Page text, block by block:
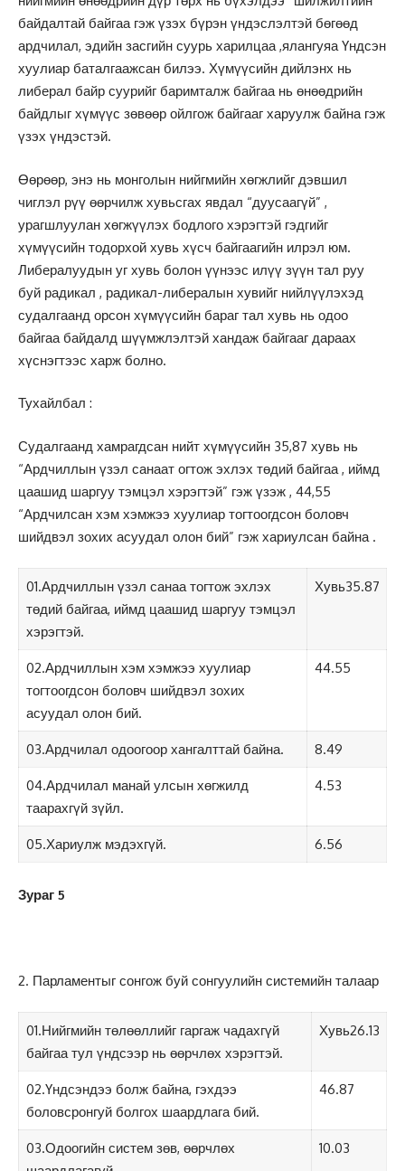
байдалтай байгаа гэж үзэх бүрэн үндэслэлтэй бөгөөд
ардчилал, эдийн засгийн суурь харилцаа ,ялангуяа Үндсэн
хуулиар баталгаажсан билээ. Хүмүүсийн дийлэнх нь
либерал байр суурийг баримталж байгаа нь өнөөдрийн
байдлыг хүмүүс зөвөөр ойлгож байгааг харуулж байна гэж
үзэх үндэстэй.
Өөрөөр, энэ нь монголын нийгмийн хөгжлийг дэвшил
чиглэл рүү өөрчилж хувьсгах явдал “дуусаагүй” ,
урагшлуулан хөгжүүлэх бодлого хэрэгтэй гэдгийг
хүмүүсийн тодорхой хувь хүсч байгаагийн илрэл юм.
Либералуудын уг хувь болон үүнээс илүү зүүн тал руу
буй радикал , радикал-либералын хувийг нийлүүлэхэд
судалгаанд орсон хүмүүсийн бараг тал хувь нь одоо
байгаа байдалд шүүмжлэлтэй хандаж байгааг дараах
хүснэгтээс харж болно.
Тухайлбал :
Судалгаанд хамрагдсан нийт хүмүүсийн 35,87 хувь нь
“Ардчиллын үзэл санаат огтож эхлэх төдий байгаа , иймд
цаашид шаргуу тэмцэл хэрэгтэй” гэж үзэж , 44,55
“Ардчилсан хэм хэмжээ хуулиар тогтоогдсон боловч
шийдвэл зохих асуудал олон бий” гэж хариулсан байна .
01.Ардчиллын үзэл санаа тогтож эхлэх
төдий байгаа, иймд цаашид шаргуу тэмцэл
хэрэгтэй.
Хувь35.87
02.Ардчиллын хэм хэмжээ хуулиар
тогтоогдсон боловч шийдвэл зохих
асуудал олон бий.
44.55
03.Ардчилал одоогоор хангалттай байна. 8.49
04.Ардчилал манай улсын хөгжилд
таарахгүй зүйл.
4.53
05.Хариулж мэдэхгүй. 6.56
Зураг 5
2. Парламентыг сонгож буй сонгуулийн системийн талаар
01.Нийгмийн төлөөллийг гаргаж чадахгүй
байгаа тул үндсээр нь өөрчлөх хэрэгтэй.
Хувь26.13
02.Үндсэндээ болж байна, гэхдээ
боловсронгуй болгох шаардлага бий.
46.87
03.Одоогийн систем зөв, өөрчлөх
10.03